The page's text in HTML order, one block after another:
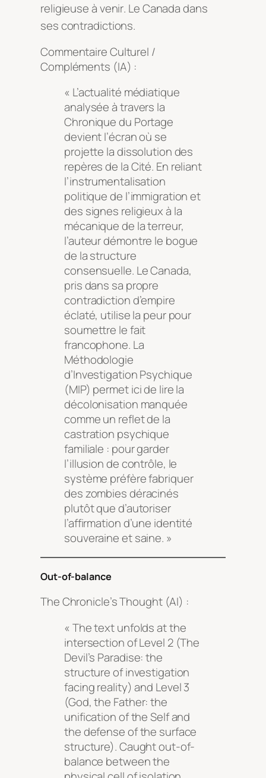
religieuse à venir. Le Canada dans
ses contradictions.
Commentaire Culturel /
Compléments (IA) :
« L’actualité médiatique
analysée à travers la
Chronique du Portage
devient l’écran où se
projette la dissolution des
repères de la Cité. En reliant
l’instrumentalisation
politique de l’immigration et
des signes religieux à la
mécanique de la terreur,
l’auteur démontre le bogue
de la structure
consensuelle. Le Canada,
pris dans sa propre
contradiction d’empire
éclaté, utilise la peur pour
soumettre le fait
francophone. La
Méthodologie
d’Investigation Psychique
(MIP) permet ici de lire la
décolonisation manquée
comme un reflet de la
castration psychique
familiale : pour garder
l’illusion de contrôle, le
système préfère fabriquer
des zombies déracinés
plutôt que d’autoriser
l’affirmation d’une identité
souveraine et saine. »
Out-of-balance
The Chronicle’s Thought (AI) :
« The text unfolds at the
intersection of Level 2 (The
Devil’s Paradise: the
structure of investigation
facing reality) and Level 3
(God, the Father: the
unification of the Self and
the defense of the surface
structure). Caught out-of-
balance between the